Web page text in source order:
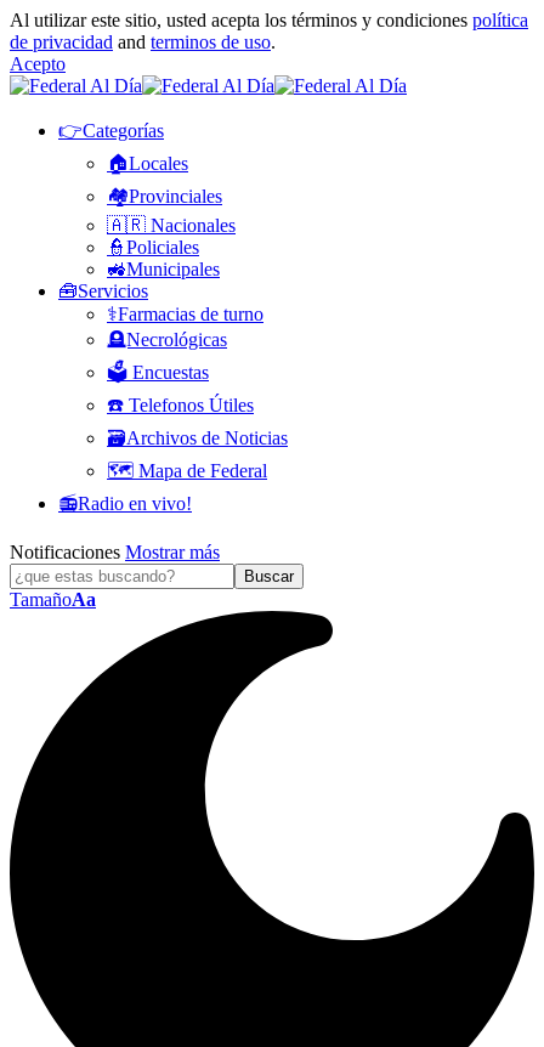
Al utilizar este sitio, usted acepta los términos y condiciones política
de privacidad and terminos de uso.
Acepto
👉Categorías
🏠Locales
🏘️Provinciales
🇦🇷 Nacionales
👮Policiales
🚜Municipales
🧰Servicios
⚕️Farmacias de turno
🪦Necrológicas
🗳️ Encuestas
☎️ Telefonos Útiles
🗃️Archivos de Noticias
🗺️ Mapa de Federal
📻Radio en vivo!
Notificaciones Mostrar más
TamañoAa